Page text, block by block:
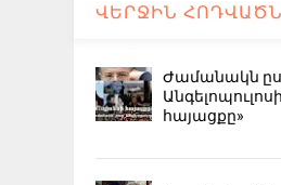
ՎԵՐՋԻՆ
Ժամանակն
հայացքը»